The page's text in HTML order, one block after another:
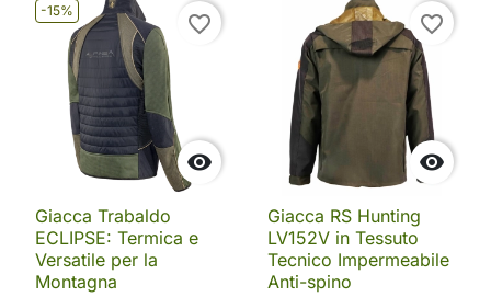
-15%

favorite_border
Giacca Trabaldo
ECLIPSE: Termica e
Versatile per la
Montagna

favorite_border
Giacca RS Hunting
LV152V in Tessuto
Tecnico Impermeabile
Anti-spino